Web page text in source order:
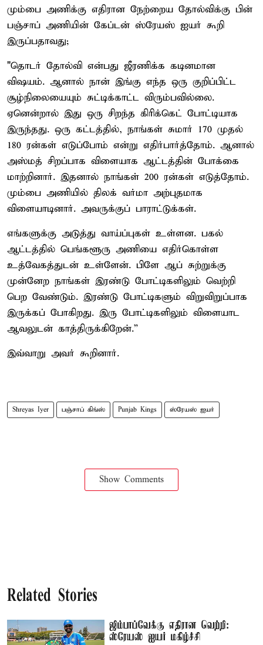
மும்பை அணிக்கு எதிரான நேற்றைய தோல்விக்கு பின்
பஞ்சாப் அணியின் கேப்டன் ஸ்ரேயஸ் ஐயர் கூறி
இருப்பதாவது;
"தொடர் தோல்வி என்பது ஜீரணிக்க கடினமான
விஷயம். ஆனால் நான் இங்கு எந்த ஒரு குறிப்பிட்ட
சூழ்நிலையையும் சுட்டிக்காட்ட விரும்பவில்லை.
ஏனென்றால் இது ஒரு சிறந்த கிரிக்கெட் போட்டியாக
இருந்தது. ஒரு கட்டத்தில், நாங்கள் சுமார் 170 முதல்
180 ரன்கள் எடுப்போம் என்று எதிர்பார்த்தோம். ஆனால்
அஸ்மத் சிறப்பாக விளையாக ஆட்டத்தின் போக்கை
மாற்றினார். இதனால் நாங்கள் 200 ரன்கள் எடுத்தோம்.
மும்பை அணியில் திலக் வர்மா அற்புதமாக
விளையாடினார். அவருக்குப் பாராட்டுக்கள்.
எங்களுக்கு அடுத்து வாய்ப்புகள் உள்ளன. பகல்
ஆட்டத்தில் பெங்களூரு அணியை எதிர்கொள்ள
உத்வேகத்துடன் உள்ளேன். பிளே ஆப் சுற்றுக்கு
முன்னேற நாங்கள் இரண்டு போட்டிகளிலும் வெற்றி
பெற வேண்டும். இரண்டு போட்டிகளும் விறுவிறுப்பாக
இருக்கப் போகிறது. இரு போட்டிகளிலும் விளையாட
ஆவலுடன் காத்திருக்கிறேன்.”
இவ்வாறு அவர் கூறினார்.
Shreyas Iyer பஞ்சாப் கிங்ஸ் Punjab Kings ஸ்ரேயஸ் ஐயர்
Show Comments
Related Stories
ஜிம்பாப்வேக்கு எதிரான வெற்றி:
ஸ்ரேயஸ் ஐயர் மகிழ்ச்சி